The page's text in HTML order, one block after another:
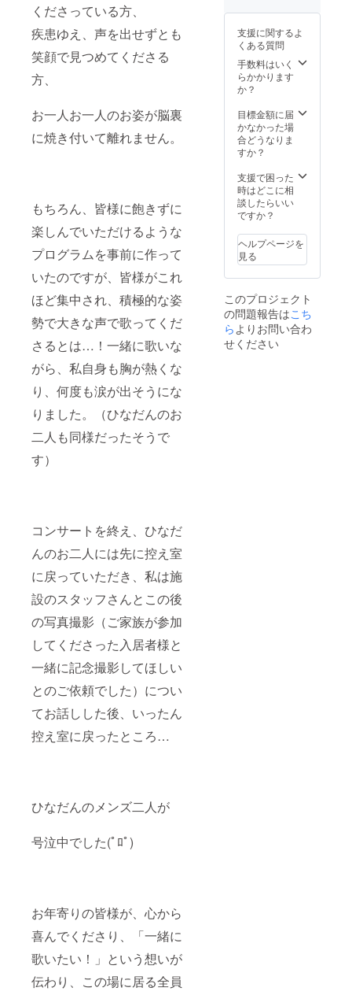
くださっている方、
疾患ゆえ、声を出せずとも
笑顔で見つめてくださる
方、
お一人お一人のお姿が脳裏
に焼き付いて離れません。
もちろん、皆様に飽きずに
楽しんでいただけるような
プログラムを事前に作って
いたのですが、皆様がこれ
ほど集中され、積極的な姿
勢で大きな声で歌ってくだ
さるとは…！一緒に歌いな
がら、私自身も胸が熱くな
り、何度も涙が出そうにな
りました。（ひなだんのお
二人も同様だったそうで
す）
コンサートを終え、ひなだ
んのお二人には先に控え室
に戻っていただき、私は施
設のスタッフさんとこの後
の写真撮影（ご家族が参加
してくださった入居者様と
一緒に記念撮影してほしい
とのご依頼でした）につい
てお話しした後、いったん
控え室に戻ったところ…
ひなだんのメンズ二人が
号泣中でした(ﾟﾛﾟ)
お年寄りの皆様が、心から
喜んでくださり、「一緒に
歌いたい！」という想いが
伝わり、この場に居る全員
きます
会社名
や屋
号、ハ
ンドル
ネーム
望の方
は、お
手数で
すが備
ご入力
をお願
いいた
しま
た、掲
載を希
望され
ない方
数です
が備考
欄に
「掲載
希望な
とはお
ださい
ま
せ。）
※活動報
告レ
と編集
動画の
クレ
ジッ
社ホー
ムペー
ジに
『プレ
スポン
サー』
として
お名前
させて
いただ
きます
（文字
のみ・
しな
能な範
囲で）
や出演
者のコ
メント
収めた
編集動
画（60
分程
視聴用
URL
を、令
和６年
４月に
メール
でお送
りしま
（本プ
ロジェ
クトに
ご支援
くだ
支援に関するよ
くある質問
手数料はいく
らかかります
か？
目標金額に届
かなかった場
合どうなりま
すか？
支援で困った
時はどこに相
談したらいい
ですか？
ヘルプページを
見る
このプロジェクト
の問題報告はこち
らよりお問い合わ
せください